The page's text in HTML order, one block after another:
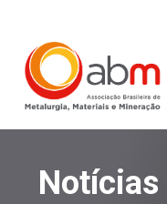
Notícias